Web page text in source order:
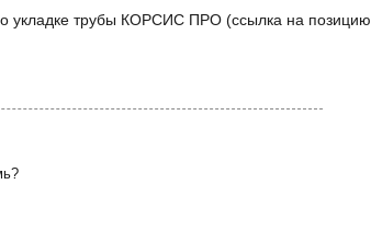
укладке трубы КОРСИС ПРО (ссылка на позицию